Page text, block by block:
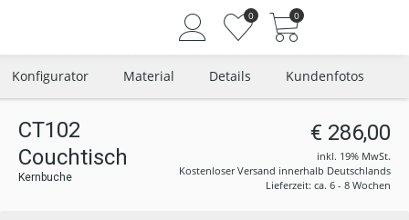
Angemeldet bleiben
0 0
Konfigurator Material Details Kundenfotos
CT102
Couchtisch
Kernbuche
€ 286,00
inkl. 19% MwSt.
Kostenloser Versand innerhalb Deutschlands
Lieferzeit: ca. 6 - 8 Wochen